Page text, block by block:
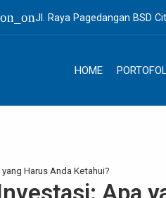
Jl. Raya Pagedangan BSD
HOME
Harus Anda Ketahui?